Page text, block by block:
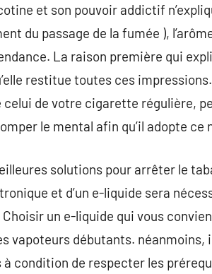
et son pouvoir addictif
du passage de la fumée ),
La raison première qui
restitue toutes ces
celui de votre cigarette régulière,
le mental afin qu’il adopte ce
solutions pour arrêter le
et d’un e-liquide sera
un e-liquide qui vous
vapoteurs débutants. néanmoins,
à condition de respecter les